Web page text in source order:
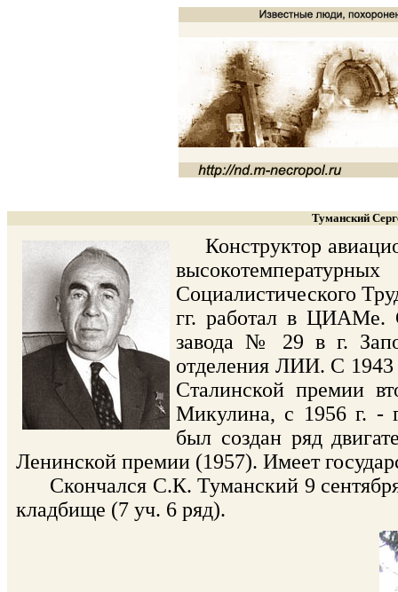
Туманский
Конструктор
Социалистического
гг. работал в ЦИАМе.
завода № 29 в г.
отделения ЛИИ. С
Сталинской премии
Микулина, с 1956 г. -
был создан ряд
Ленинской премии (1957). Имеет
Скончался С.К. Туманский 9 сентября
кладбище (7 уч. 6 ряд).